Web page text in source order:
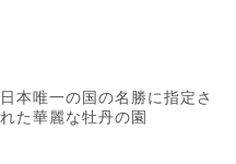
日本唯一の国の名勝に指定さ
れた華麗な牡丹の園